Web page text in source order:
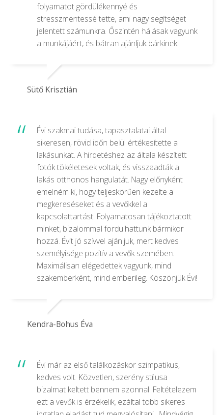
folyamatot gördülékennyé és
stresszmentessé tette, ami nagy segítséget
jelentett számunkra. Őszintén hálásak vagyunk
a munkájáért, és bátran ajánljuk bárkinek!
Sütő Krisztián
Évi szakmai tudása, tapasztalatai által
sikeresen, rövid időn belül értékesítette a
lakásunkat. A hirdetéshez az általa készített
fotók tökéletesek voltak, és visszaadták a
lakás otthonos hangulatát. Nagy előnyként
emelném ki, hogy teljeskörűen kezelte a
megkereséseket és a vevőkkel a
kapcsolattartást. Folyamatosan tájékoztatott
minket, bizalommal fordulhattunk bármikor
hozzá. Évit jó szívvel ajánljuk, mert kedves
személyisége pozitív a vevők szemében.
Maximálisan elégedettek vagyunk, mind
szakemberként, mind emberileg. Köszönjük Évi!
Kendra-Bohus Éva
Évi már az első találkozáskor szimpatikus,
kedves volt. Közvetlen, szerény stílusa
bizalmat keltett bennem azonnal. Feltételezem
ezt a vevők is érzékelik, ezáltal több sikeres